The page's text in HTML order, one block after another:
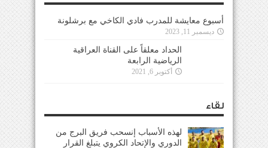
أسبوع معايشة للمدرب فادي الكاخي مع برشلونة
ديسمبر 11, 2023
الحداد معلقاً على القناة العراقية
الرياضية الرابعة
أكتوبر 6, 2021
لقاء
لهذه الأسباب إنسحب فريق البرج من
الدوري والإتحاد الكروي يتبلغ القرار